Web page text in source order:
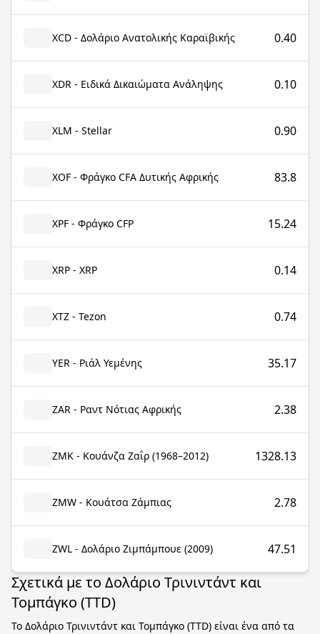
XCD - Δολάριο Ανατολικής Καραϊβικής 0.40
XDR - Ειδικά Δικαιώματα Ανάληψης 0.10
XLM - Stellar 0.90
XOF - Φράγκο CFA Δυτικής Αφρικής 83.8
XPF - Φράγκο CFP 15.24
XRP - XRP 0.14
XTZ - Tezon 0.74
YER - Ριάλ Υεμένης 35.17
ZAR - Ραντ Νότιας Αφρικής 2.38
ZMK - Κουάνζα Ζαΐρ (1968–2012) 1328.13
ZMW - Κουάτσα Ζάμπιας 2.78
ZWL - Δολάριο Ζιμπάμπουε (2009) 47.51
Σχετικά με το Δολάριο Τρινιντάντ και
Τομπάγκο (TTD)
Το Δολάριο Τρινιντάντ και Τομπάγκο (TTD) είναι ένα από τα